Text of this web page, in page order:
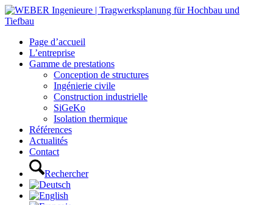
Page d’accueil
L’entreprise
Gamme de prestations
Conception de structures
Ingénierie civile
Construction industrielle
SiGeKo
Isolation thermique
Références
Actualités
Contact
Rechercher